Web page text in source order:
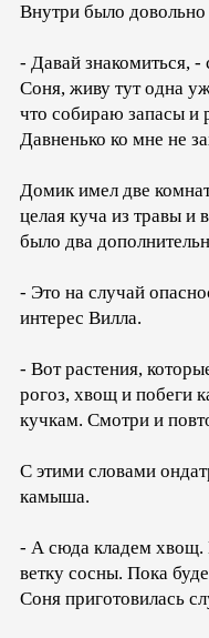
Внутри было довольно
- Давай знакомиться, -
Соня, живу тут одна
что собираю запасы и
Давненько ко мне не
Домик имел две
целая куча из травы и
было два
- Это на случай
интерес Вилла.
- Вот растения,
рогоз, хвощ и побеги
кучкам. Смотри и
С этими словами
камыша.
- А сюда кладем хвощ.
ветку сосны. Пока
Соня приготовилась